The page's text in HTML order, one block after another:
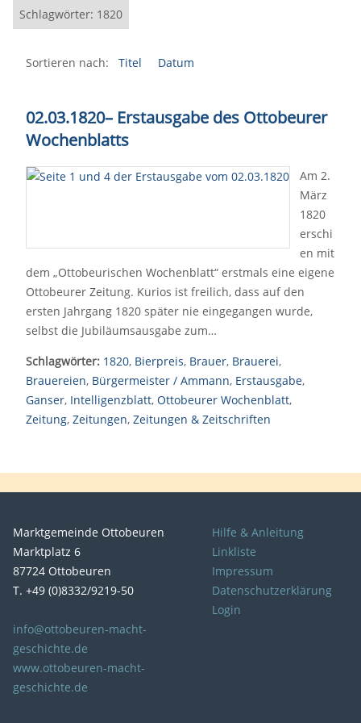
Schlagwörter: 1820
Sortieren nach: Titel Datum
02.03.1820– Erstausgabe des Ottobeurer
Wochenblatts
Am 2.
März
1820
erschi
en mit
dem „Ottobeurischen Wochenblatt“ erstmals eine eigene
Ottobeurer Zeitung. Kurios ist freilich, dass auf den
ersten Jahrgang 1820 später nie eingegangen wurde,
selbst die Jubiläumsausgabe zum…
Schlagwörter: 1820, Bierpreis, Brauer, Brauerei,
Brauereien, Bürgermeister / Ammann, Erstausgabe,
Ganser, Intelligenzblatt, Ottobeurer Wochenblatt,
Zeitung, Zeitungen, Zeitungen & Zeitschriften
Marktgemeinde Ottobeuren
Marktplatz 6
87724 Ottobeuren
T. +49 (0)8332/9219-50
info@ottobeuren-macht-
geschichte.de
www.ottobeuren-macht-
geschichte.de
Hilfe & Anleitung
Linkliste
Impressum
Datenschutzerklärung
Login